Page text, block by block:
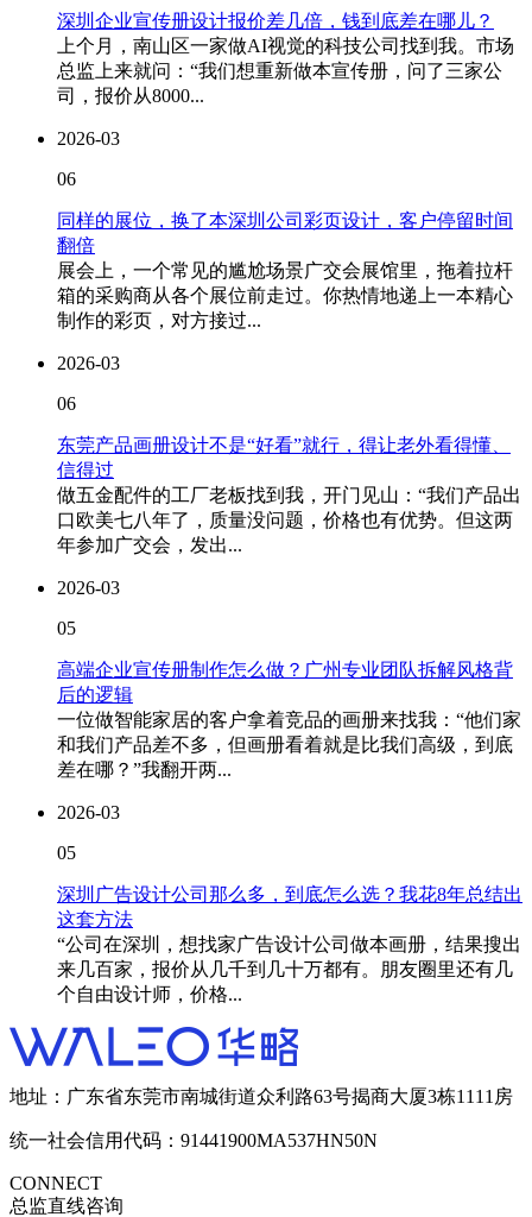
深圳企业宣传册设计报价差几倍，钱到底差在哪儿？
上个月，南山区一家做AI视觉的科技公司找到我。市场
总监上来就问：“我们想重新做本宣传册，问了三家公
司，报价从8000...
2026-03
06
同样的展位，换了本深圳公司彩页设计，客户停留时间
翻倍
展会上，一个常见的尴尬场景广交会展馆里，拖着拉杆
箱的采购商从各个展位前走过。你热情地递上一本精心
制作的彩页，对方接过...
2026-03
06
东莞产品画册设计不是“好看”就行，得让老外看得懂、
信得过
做五金配件的工厂老板找到我，开门见山：“我们产品出
口欧美七八年了，质量没问题，价格也有优势。但这两
年参加广交会，发出...
2026-03
05
高端企业宣传册制作怎么做？广州专业团队拆解风格背
后的逻辑
一位做智能家居的客户拿着竞品的画册来找我：“他们家
和我们产品差不多，但画册看着就是比我们高级，到底
差在哪？”我翻开两...
2026-03
05
深圳广告设计公司那么多，到底怎么选？我花8年总结出
这套方法
“公司在深圳，想找家广告设计公司做本画册，结果搜出
来几百家，报价从几千到几十万都有。朋友圈里还有几
个自由设计师，价格...
地址：广东省东莞市南城街道众利路63号揭商大厦3栋1111房
统一社会信用代码：91441900MA537HN50N
CONNECT
总监直线咨询